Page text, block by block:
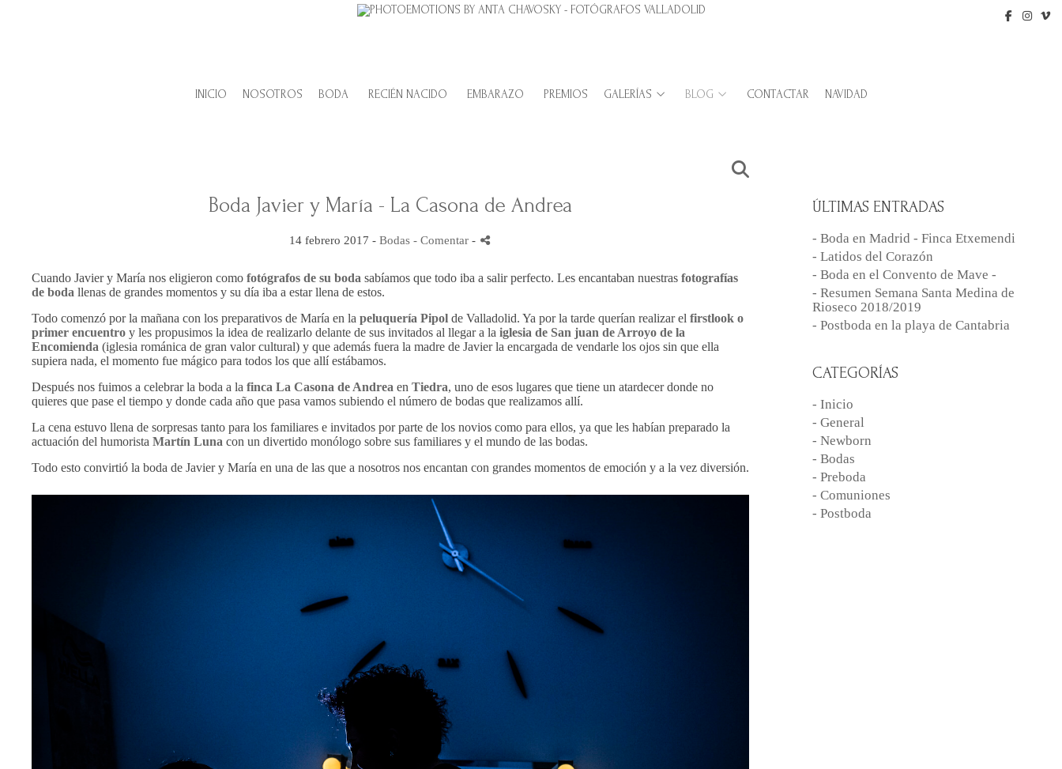
INICIO NOSOTROS BODA RECIÉN NACIDO EMBARAZO PREMIOS GALERÍAS BLOG CONTACTAR NAVIDAD
Boda Javier y María - La Casona de Andrea
14 febrero 2017 - Bodas - Comentar -
Cuando Javier y María nos eligieron como fotógrafos de su boda sabíamos que todo iba a salir perfecto. Les encantaban nuestras fotografías
de boda llenas de grandes momentos y su día iba a estar llena de estos.
Todo comenzó por la mañana con los preparativos de María en la peluquería Pipol de Valladolid. Ya por la tarde querían realizar el firstlook o
primer encuentro y les propusimos la idea de realizarlo delante de sus invitados al llegar a la iglesia de San juan de Arroyo de la
Encomienda (iglesia románica de gran valor cultural) y que además fuera la madre de Javier la encargada de vendarle los ojos sin que ella
supiera nada, el momento fue mágico para todos los que allí estábamos.
Después nos fuimos a celebrar la boda a la finca La Casona de Andrea en Tiedra, uno de esos lugares que tiene un atardecer donde no
quieres que pase el tiempo y donde cada año que pasa vamos subiendo el número de bodas que realizamos allí.
La cena estuvo llena de sorpresas tanto para los familiares e invitados por parte de los novios como para ellos, ya que les habían preparado la
actuación del humorista Martín Luna con un divertido monólogo sobre sus familiares y el mundo de las bodas.
Todo esto convirtió la boda de Javier y María en una de las que a nosotros nos encantan con grandes momentos de emoción y a la vez diversión.
ÚLTIMAS ENTRADAS
- Boda en Madrid - Finca Etxemendi
- Latidos del Corazón
- Boda en el Convento de Mave -
- Resumen Semana Santa Medina de
Rioseco 2018/2019
- Postboda en la playa de Cantabria
CATEGORÍAS
- Inicio
- General
- Newborn
- Bodas
- Preboda
- Comuniones
- Postboda